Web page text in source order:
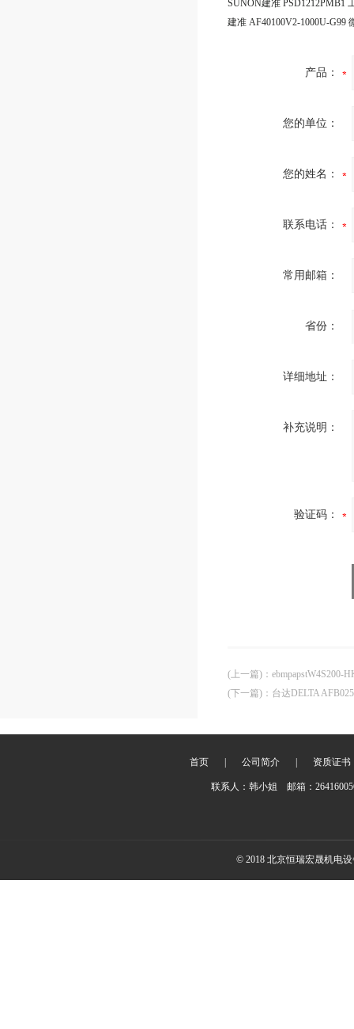
产品：
您的单位：
您的姓名：
联系电话：
常用邮箱：
省份：
详细地址：
补充说明：
验证码：
(上一篇) ： ebmpapstW4S200-
(下一篇) ： 台达DELTA
首页 公司简介 资质证书
联系人：韩小姐 邮箱：
© 2018 北京恒瑞宏晟机电